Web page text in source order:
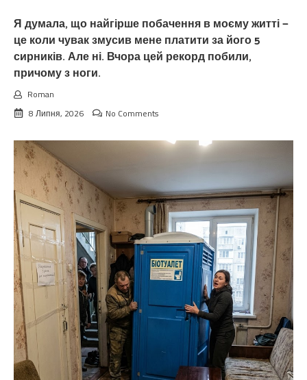
Я думала, що найгірше побачення в моєму житті —
це коли чувак змусив мене платити за його 5
сирників. Але ні. Вчора цей рекорд побили,
причому з ноги.
Roman
8 Липня, 2026
No Comments